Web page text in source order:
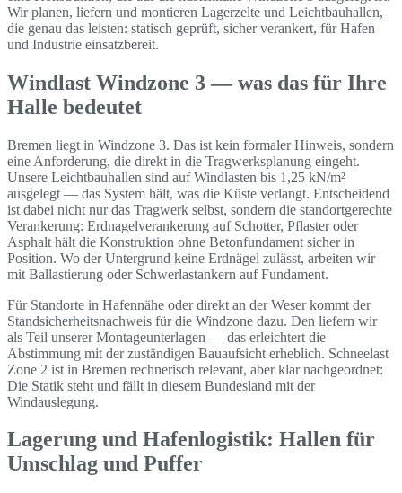
Wir planen, liefern und montieren Lagerzelte und Leichtbauhallen,
die genau das leisten: statisch geprüft, sicher verankert, für Hafen
und Industrie einsatzbereit.
Windlast Windzone 3 — was das für Ihre
Halle bedeutet
Bremen liegt in Windzone 3. Das ist kein formaler Hinweis, sondern
eine Anforderung, die direkt in die Tragwerksplanung eingeht.
Unsere Leichtbauhallen sind auf Windlasten bis 1,25 kN/m²
ausgelegt — das System hält, was die Küste verlangt. Entscheidend
ist dabei nicht nur das Tragwerk selbst, sondern die standortgerechte
Verankerung: Erdnagelverankerung auf Schotter, Pflaster oder
Asphalt hält die Konstruktion ohne Betonfundament sicher in
Position. Wo der Untergrund keine Erdnägel zulässt, arbeiten wir
mit Ballastierung oder Schwerlastankern auf Fundament.
Für Standorte in Hafennähe oder direkt an der Weser kommt der
Standsicherheitsnachweis für die Windzone dazu. Den liefern wir
als Teil unserer Montageunterlagen — das erleichtert die
Abstimmung mit der zuständigen Bauaufsicht erheblich. Schneelast
Zone 2 ist in Bremen rechnerisch relevant, aber klar nachgeordnet:
Die Statik steht und fällt in diesem Bundesland mit der
Windauslegung.
Lagerung und Hafenlogistik: Hallen für
Umschlag und Puffer